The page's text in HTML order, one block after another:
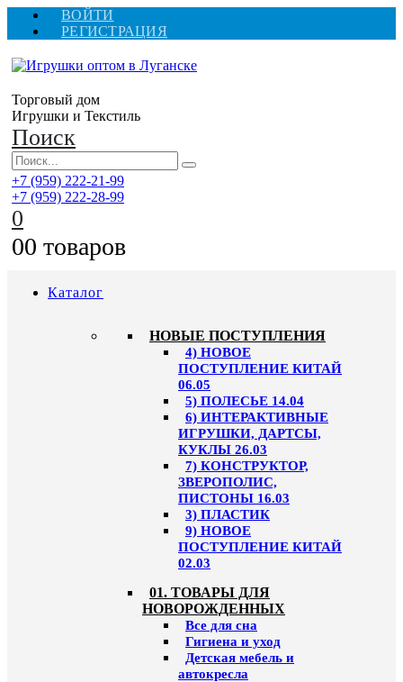
ВОЙТИ
РЕГИСТРАЦИЯ
Торговый дом
Игрушки и Текстиль
Поиск
+7 (959) 222-21-99
+7 (959) 222-28-99
0
00 товаров
Каталог
НОВЫЕ ПОСТУПЛЕНИЯ
4) НОВОЕ
ПОСТУПЛЕНИЕ КИТАЙ
06.05
5) ПОЛЕСЬЕ 14.04
6) ИНТЕРАКТИВНЫЕ
ИГРУШКИ, ДАРТСЫ,
КУКЛЫ 26.03
7) КОНСТРУКТОР,
ЗВЕРОПОЛИС,
ПИСТОНЫ 16.03
3) ПЛАСТИК
9) НОВОЕ
ПОСТУПЛЕНИЕ КИТАЙ
02.03
01. ТОВАРЫ ДЛЯ
НОВОРОЖДЕННЫХ
Все для сна
Гигиена и уход
Детская мебель и
автокресла